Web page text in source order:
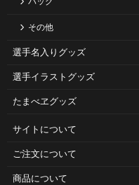
その他
選手名入りグッズ
選手イラストグッズ
たまべヱグッズ
サイトについて
ご注⽂について
商品について